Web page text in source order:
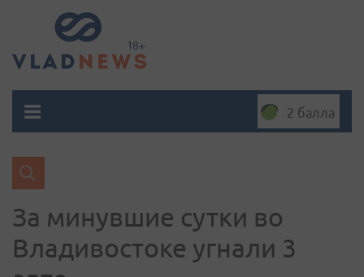
2 балла
За минувшие сутки во
Владивостоке угнали 3